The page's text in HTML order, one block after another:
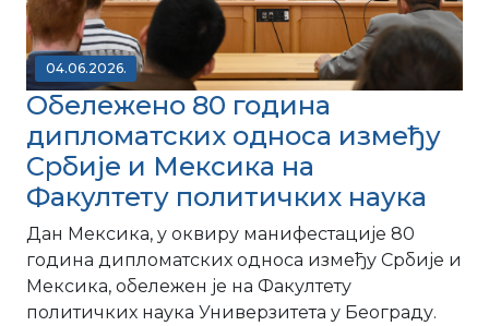
04.06.2026.
Обележено 80 година
дипломатских односа између
Србије и Мексика на
Факултету политичких наука
Дан Мексика, у оквиру манифестације 80
година дипломатских односа између Србије и
Мексика, обележен је на Факултету
политичких наука Универзитета у Београду.